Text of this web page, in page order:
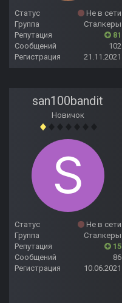
Статус
Не в сети
Группа
Сталкеры
Репутация
81
Сообщений
102
Регистрация
21.11.2021
san100bandit
Новичок
Статус
Не в сети
Группа
Сталкеры
Репутация
15
Сообщений
86
Регистрация
10.06.2021